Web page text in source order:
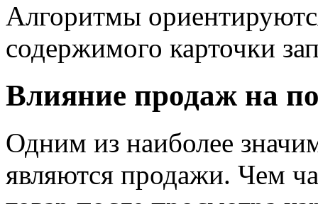
Алгоритмы
содержимого карточки
Влияние продаж на
Одним из наиболее
являются продажи. Чем